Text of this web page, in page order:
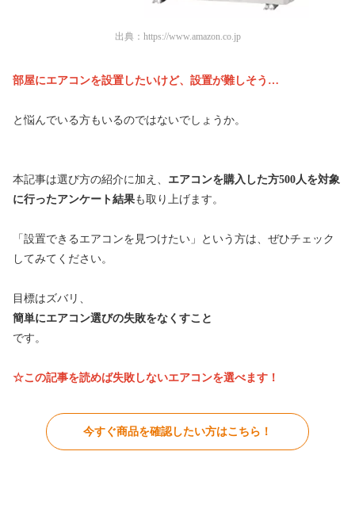
出典： https://www.amazon.co.jp
部屋にエアコンを設置したいけど、設置が難しそう…
と悩んでいる方もいるのではないでしょうか。
本記事は選び方の紹介に加え、 エアコンを購入した方500人を対象
に行ったアンケート結果も取り上げます。
「設置できるエアコンを見つけたい」という方は、ぜひチェック
してみてください。
目標はズバリ、
簡単にエアコン選びの失敗をなくすこと
です。
☆この記事を読めば失敗しないエアコンを選べます！
今すぐ商品を確認したい方はこちら！